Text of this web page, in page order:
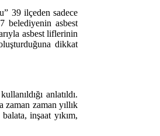
39 ilçeden sadece
belediyenin asbest
asbest liflerinin
dikkat
anlatıldı.
zaman zaman yıllık
inşaat yıkım,